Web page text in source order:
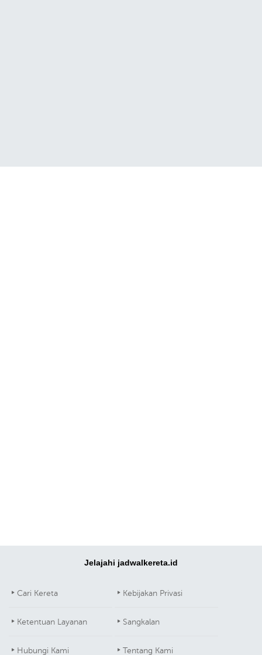
Jelajahi jadwalkereta.id
Cari Kereta Kebijakan Privasi
Ketentuan Layanan Sangkalan
Hubungi Kami Tentang Kami